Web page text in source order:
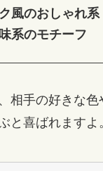
風のおしゃれ系
系のモチーフ
相手の好きな色
と喜ばれますよ